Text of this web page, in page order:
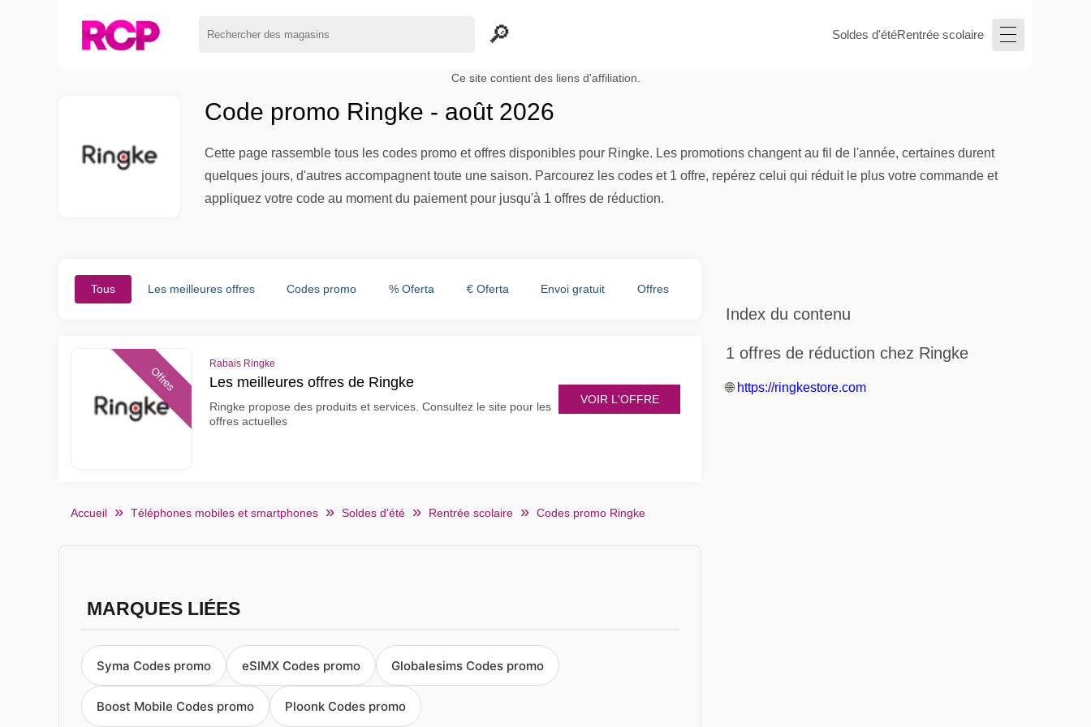
Soldes d'étéRentrée scolaire
Ce site contient des liens d'affiliation.
Code promo Ringke - août 2026
Cette page rassemble tous les codes promo et offres disponibles pour Ringke. Les promotions changent au fil de l'année, certaines durent
quelques jours, d'autres accompagnent toute une saison. Parcourez les codes et 1 offre, repérez celui qui réduit le plus votre commande et
appliquez votre code au moment du paiement pour jusqu'à 1 offres de réduction.
Tous Les meilleures offres Codes promo % Oferta € Oferta Envoi gratuit Offres
Offres
Rabais Ringke
Les meilleures offres de Ringke
Ringke propose des produits et services. Consultez le site pour les
offres actuelles
VOIR L'OFFRE
Accueil Téléphones mobiles et smartphones Soldes d'été Rentrée scolaire Codes promo Ringke
MARQUES LIÉES
Syma Codes promo eSIMX Codes promo Globalesims Codes promo
Boost Mobile Codes promo Ploonk Codes promo
Index du contenu
1 offres de réduction chez Ringke
🌐 https://ringkestore.com